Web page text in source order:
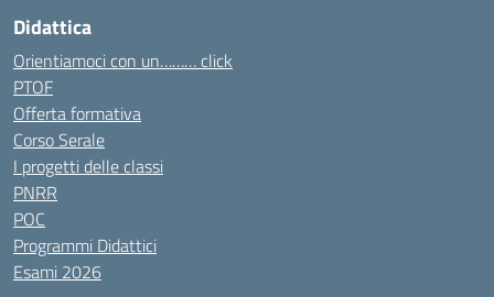
Didattica
Orientiamoci con un……… click
PTOF
Offerta formativa
Corso Serale
I progetti delle classi
PNRR
POC
Programmi Didattici
Esami 2026